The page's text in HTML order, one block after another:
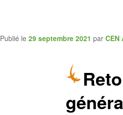
CEN Allier
Publié le 29 septembre 2021 par CEN